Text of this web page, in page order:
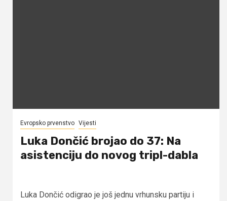
Evropsko prvenstvo Vijesti
Luka Dončić brojao do 37: Na
asistenciju do novog tripl-dabla
Luka Dončić odigrao je još jednu vrhunsku partiju i